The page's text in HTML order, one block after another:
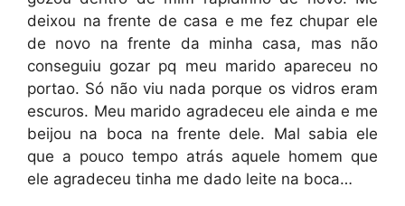
deixou na frente de casa e me fez chupar ele
de novo na frente da minha casa, mas não
conseguiu gozar pq meu marido apareceu no
portao. Só não viu nada porque os vidros eram
escuros. Meu marido agradeceu ele ainda e me
beijou na boca na frente dele. Mal sabia ele
que a pouco tempo atrás aquele homem que
ele agradeceu tinha me dado leite na boca…